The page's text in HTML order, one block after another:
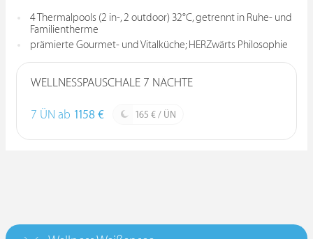
4 Thermalpools (2 in-, 2 outdoor) 32°C, getrennt in Ruhe- und
Familientherme
prämierte Gourmet- und Vitalküche; HERZwärts Philosophie
WELLNESSPAUSCHALE 7 NÄCHTE
7 ÜN ab 1158 € 165 € / ÜN